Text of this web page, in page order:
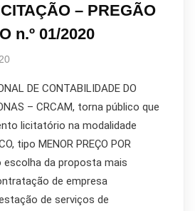
– PREGÃO
n.º 01/2020
DE CONTABILIDADE DO
– CRCAM, torna público que
licitatório na modalidade
tipo MENOR PREÇO POR
escolha da proposta mais
de empresa
de serviços de